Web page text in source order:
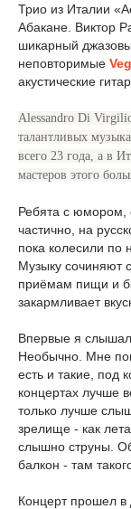
Трио из Италии
Абакане. Виктор
шикарный
неповторимые
акустические
Alessandro Di
талантливых
всего 23 года, а в
мастеров этого
Ребята с юмором,
частично, на
пока колесили по
Музыку сочиняют
приёмам пищи и
закармливает
Впервые я
Необычно. Мне
есть и такие, под
концертах лучше
только лучше
зрелище - как
слышно струны.
балкон - там
Концерт прошел в